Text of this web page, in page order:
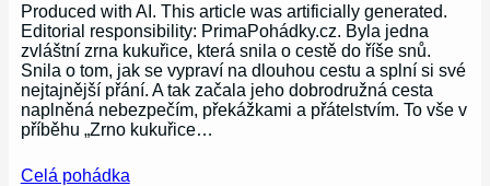
Produced with AI. This article was artificially generated.
Editorial responsibility: PrimaPohádky.cz. Byla jedna
zvláštní zrna kukuřice, která snila o cestě do říše snů.
Snila o tom, jak se vypraví na dlouhou cestu a splní si své
nejtajnější přání. A tak začala jeho dobrodružná cesta
naplněná nebezpečím, překážkami a přátelstvím. To vše v
příběhu „Zrno kukuřice…
Celá pohádka